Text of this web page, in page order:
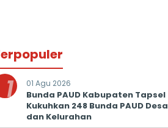
1 01 Agu 2026
Bunda PAUD Kabupaten Tapsel
Kukuhkan 248 Bunda PAUD Desa
dan Kelurahan